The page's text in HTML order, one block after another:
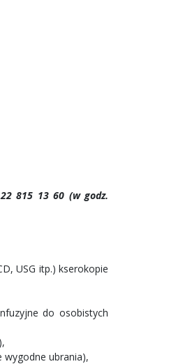
815 13 60 (w godz.
USG itp.) kserokopie
do osobistych
wygodne ubrania),